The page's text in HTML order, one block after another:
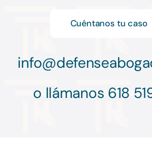
Cuéntanos tu caso
info@
o llámanos 618